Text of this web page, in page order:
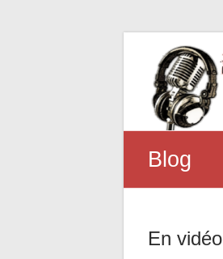
Blog
En